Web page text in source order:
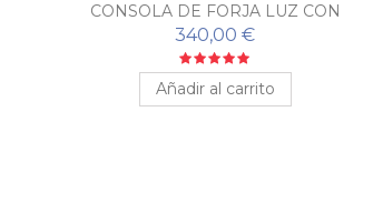
CONSOLA DE FORJA LUZ CON
ESPEJO A JUEGO
340,00 €
Añadir al carrito